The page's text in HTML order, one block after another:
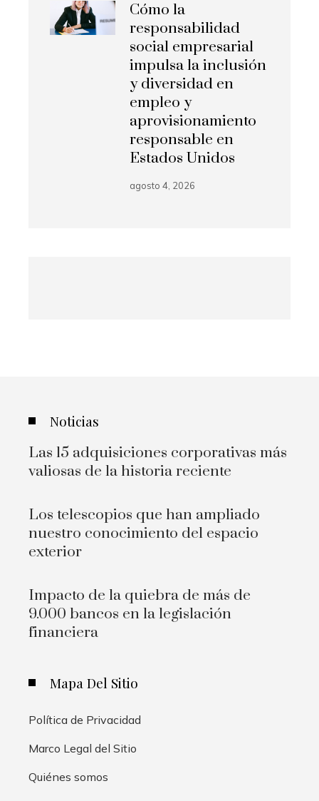
Cómo la
responsabilidad
social empresarial
impulsa la inclusión
y diversidad en
empleo y
aprovisionamiento
responsable en
Estados Unidos
agosto 4, 2026
Noticias
Las 15 adquisiciones corporativas más
valiosas de la historia reciente
Los telescopios que han ampliado
nuestro conocimiento del espacio
exterior
Impacto de la quiebra de más de
9.000 bancos en la legislación
financiera
Mapa Del Sitio
Política de Privacidad
Marco Legal del Sitio
Quiénes somos